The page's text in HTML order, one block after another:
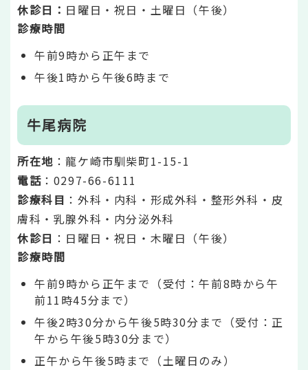
休診日： 日曜日・祝日・土曜日（午後）
診療時間
午前9時から正午まで
午後1時から午後6時まで
牛尾病院
所在地 ：龍ケ崎市馴柴町1-15-1
電話 ：0297-66-6111
診療科目 ：外科・内科・形成外科・整形外科・皮
膚科・乳腺外科・内分泌外科
休診日 ：日曜日・祝日・木曜日（午後）
診療時間
午前9時から正午まで（受付：午前8時から午
前11時45分まで）
午後2時30分から午後5時30分まで（受付：正
午から午後5時30分まで）
正午から午後5時まで（土曜日のみ）